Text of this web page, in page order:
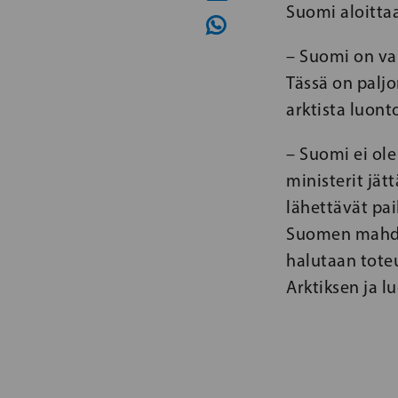
Suomi
– Suomi on
Tässä on
arktista
– Suomi ei
ministerit
lähettävät
Suomen
halutaan
Arktiksen ja